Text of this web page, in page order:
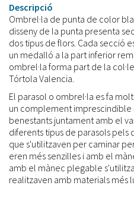
Descripció
Ombrel·la de punta de color
disseny de la punta presenta
dos tipus de flors. Cada secció
un medalló a la part inferior
ombrel·la forma part de la
Tórtola Valencia.
El parasol o ombrel·la es fa
un complement imprescindible
benestants juntament amb el
diferents tipus de parasols
que s'utilitzaven per caminar
eren més senzilles i amb el
amb el mànec plegable
realitzaven amb materials més